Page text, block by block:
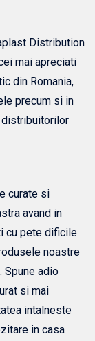
Distribution
mai apreciati
din Romania,
precum si in
distribuitorilor
curate si
avand in
cu pete dificile
noastre
Spune adio
si mai
intalneste
in casa